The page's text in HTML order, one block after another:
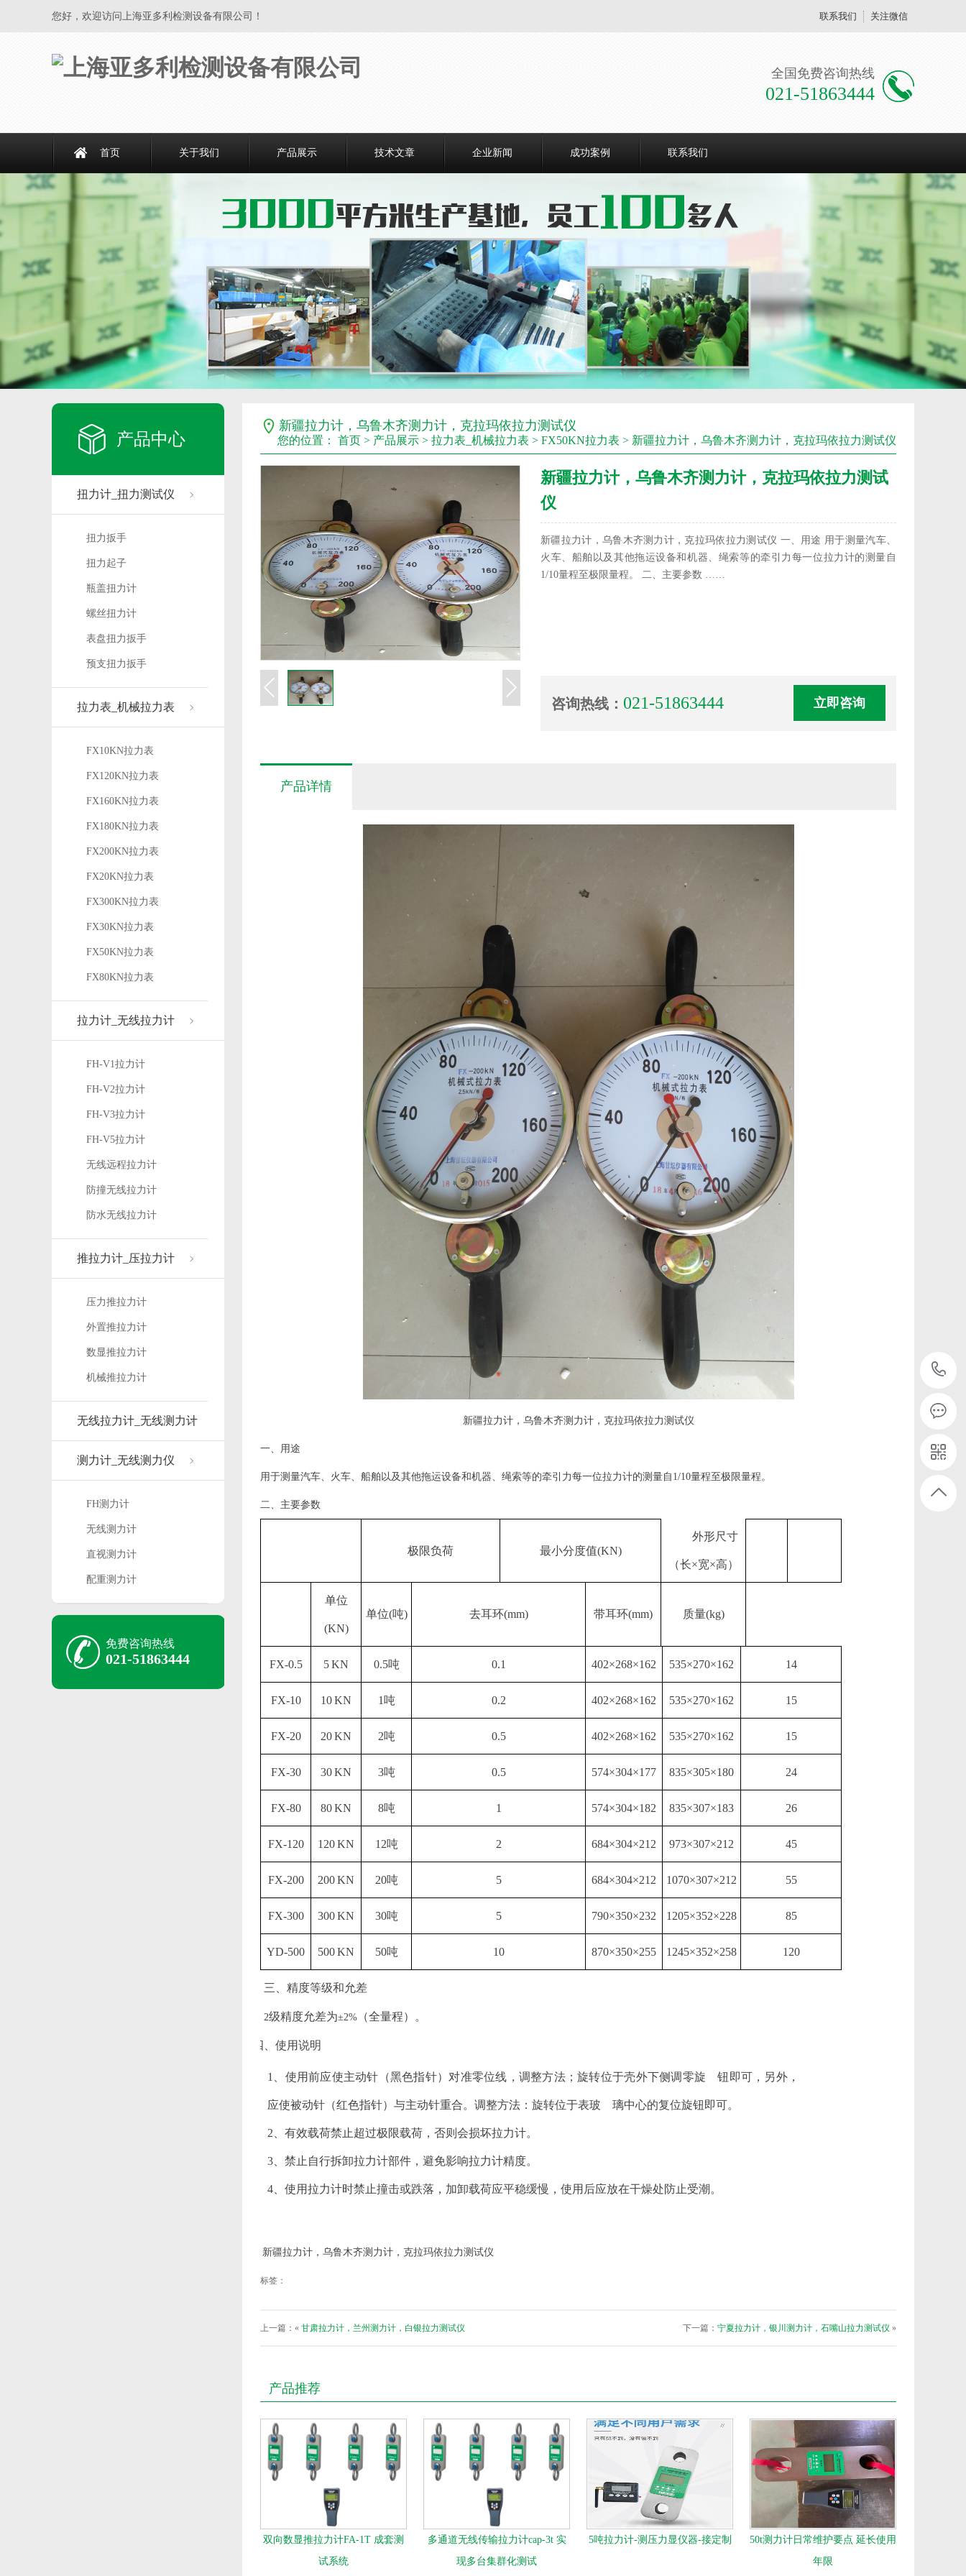
您好，欢迎访问上海亚多利检测设备有限公司！ 联系我们 关注微信
全国免费咨询热线
021-51863444
首页 关于我们 产品展示 技术文章 企业新闻 成功案例 联系我们
产品中心
扭力计_扭力测试仪
扭力扳手
扭力起子
瓶盖扭力计
螺丝扭力计
表盘扭力扳手
预支扭力扳手
拉力表_机械拉力表
FX10KN拉力表
FX120KN拉力表
FX160KN拉力表
FX180KN拉力表
FX200KN拉力表
FX20KN拉力表
FX300KN拉力表
FX30KN拉力表
FX50KN拉力表
FX80KN拉力表
拉力计_无线拉力计
FH-V1拉力计
FH-V2拉力计
FH-V3拉力计
FH-V5拉力计
无线远程拉力计
防撞无线拉力计
防水无线拉力计
推拉力计_压拉力计
压力推拉力计
外置推拉力计
数显推拉力计
机械推拉力计
无线拉力计_无线测力计
测力计_无线测力仪
FH测力计
无线测力计
直视测力计
配重测力计
免费咨询热线
021-51863444
新疆拉力计，乌鲁木齐测力计，克拉玛依拉力测试仪
您的位置： 首页 > 产品展示 > 拉力表_机械拉力表 > FX50KN拉力表 > 新疆拉力计，乌鲁木齐测力计，克拉玛依拉力测试仪
新疆拉力计，乌鲁木齐测力计，克拉玛依拉力测试
仪
新疆拉力计，乌鲁木齐测力计，克拉玛依拉力测试仪 一、用途 用于测量汽车、
火车、船舶以及其他拖运设备和机器、绳索等的牵引力每一位拉力计的测量自
1/10量程至极限量程。 二、主要参数 ……
咨询热线： 021-51863444 立即咨询
产品详情
新疆拉力计，乌鲁木齐测力计，克拉玛依拉力测试仪
一、用途
用于测量汽车、火车、船舶以及其他拖运设备和机器、绳索等的牵引力每一位拉力计的测量自 1/10量程至极限量程。
二、主要参数
极限负荷 最小分度值(KN)
外形尺寸
（长×宽×高）
单位
(KN)
单位(吨) 去耳环(mm) 带耳环(mm) 质量(kg)
FX-0.5 5 KN 0.5吨 0.1 402×268×162 535×270×162 14
FX-10 10 KN 1吨 0.2 402×268×162 535×270×162 15
FX-20 20 KN 2吨 0.5 402×268×162 535×270×162 15
FX-30 30 KN 3吨 0.5 574×304×177 835×305×180 24
FX-80 80 KN 8吨 1 574×304×182 835×307×183 26
FX-120 1 20 KN 1 2吨 2 684×304×212 973×307×212 45
FX-200 200 KN 20吨 5 684×304×212 1070×307×212 55
FX-300 300 KN 30吨 5 790×350×232 1205×352×228 85
YD-500 500 KN 50吨 10 870×350×255 1245×352×258 120
三、精度等级和允差
2级精度允差为±2% （全量程）。
四、使用说明
1、使用前应使主动针（黑色指针）对准零位线，调整方法；旋转位于壳外下侧调零旋 钮即可，另外，
应使被动针（红色指针）与主动针重合。调整方法：旋转位于表玻 璃中心的复位旋钮即可。
2、有效载荷禁止超过极限载荷，否则会损坏拉力计。
3、禁止自行拆卸拉力计部件，避免影响拉力计精度。
4、使用拉力计时禁止撞击或跌落，加卸载荷应平稳缓慢，使用后应放在干燥处防止受潮。
新疆拉力计，乌鲁木齐测力计，克拉玛依拉力测试仪
标签：
上一篇：« 甘肃拉力计，兰州测力计，白银拉力测试仪 下一篇： 宁夏拉力计，银川测力计，石嘴山拉力测试仪 »
产品推荐
双向数显推拉力计FA-1T 成套测
试系统
多通道无线传输拉力计cap-3t 实
现多台集群化测试
5吨拉力计-测压力显仪器-接定制
50t测力计日常维护要点 延长使用
年限